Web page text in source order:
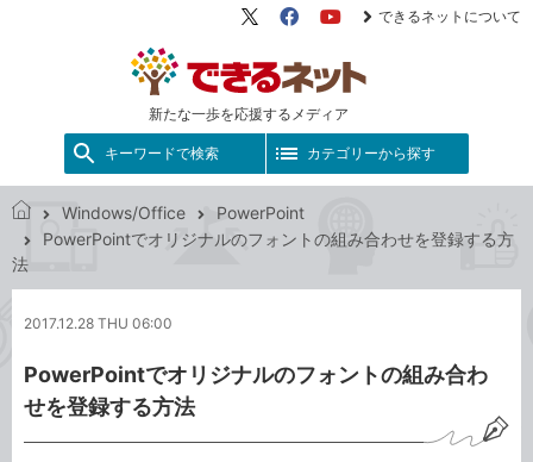
新たな一歩を応援するメディア
X（旧
FacebookYouTube
できるネットについて
キーワードで検索 カテゴリーから探す
で
ッ
Windows/Office
PowerPoint
PowerPointでオリジナルのフォントの組み合わせを登録する方
法
2017.12.28 THU 06:00
PowerPointでオリジナルのフォントの組み合わ
せを登録する方法